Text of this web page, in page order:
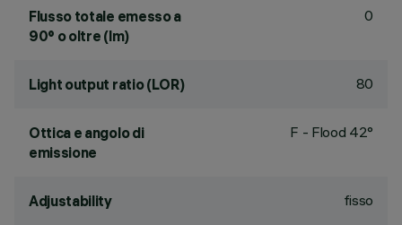
Flusso totale emesso a
90° o oltre (lm)
0
Light output ratio (LOR) 80
Ottica e angolo di
emissione
F - Flood 42°
Adjustability fisso